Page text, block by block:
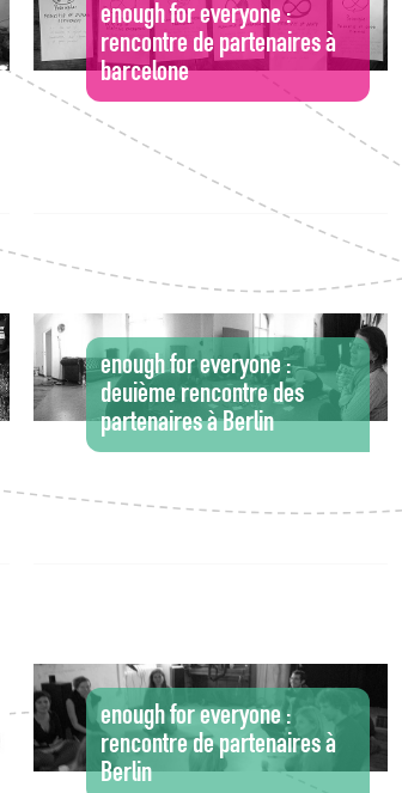
enough for everyone :
rencontre de partenaires à
barcelone
enough for everyone :
deuième rencontre des
partenaires à Berlin
enough for everyone :
rencontre de partenaires à
Berlin